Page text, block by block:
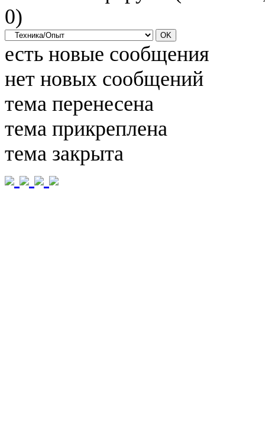
0)
есть новые сообщения
нет новых сообщений
тема перенесена
тема прикреплена
тема закрыта